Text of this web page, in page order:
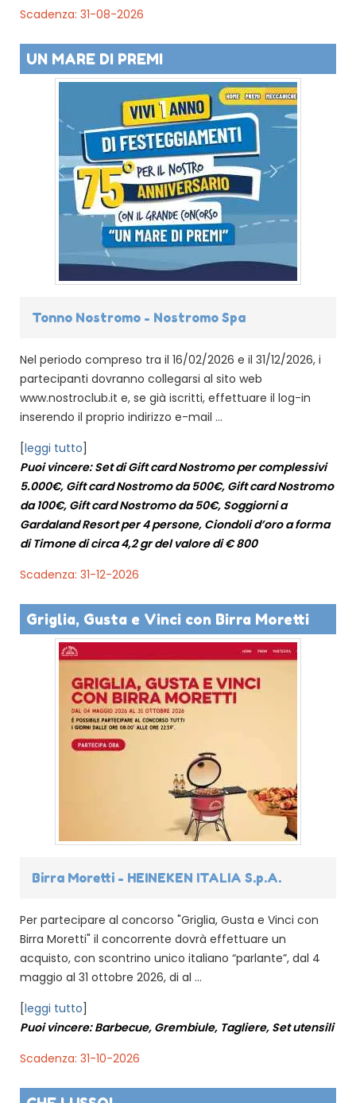
Scadenza: 31-08-2026
UN MARE DI PREMI
Tonno Nostromo - Nostromo Spa
Nel periodo compreso tra il 16/02/2026 e il 31/12/2026, i
partecipanti dovranno collegarsi al sito web
www.nostroclub.it e, se già iscritti, effettuare il log-in
inserendo il proprio indirizzo e-mail ...
[leggi tutto]
Puoi vincere: Set di Gift card Nostromo per complessivi
5.000€, Gift card Nostromo da 500€, Gift card Nostromo
da 100€, Gift card Nostromo da 50€, Soggiorni a
Gardaland Resort per 4 persone, Ciondoli d’oro a forma
di Timone di circa 4,2 gr del valore di € 800
Scadenza: 31-12-2026
Griglia, Gusta e Vinci con Birra Moretti
Birra Moretti - HEINEKEN ITALIA S.p.A.
Per partecipare al concorso "Griglia, Gusta e Vinci con
Birra Moretti" il concorrente dovrà effettuare un
acquisto, con scontrino unico italiano “parlante”, dal 4
maggio al 31 ottobre 2026, di al ...
[leggi tutto]
Puoi vincere: Barbecue, Grembiule, Tagliere, Set utensili
Scadenza: 31-10-2026